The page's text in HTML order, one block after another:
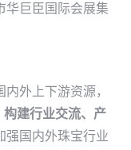
华巨臣国际会展集
外上下游资源，
建行业交流、产
强国内外珠宝行业